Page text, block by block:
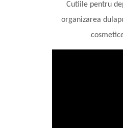
Cutiile pentru
organizarea